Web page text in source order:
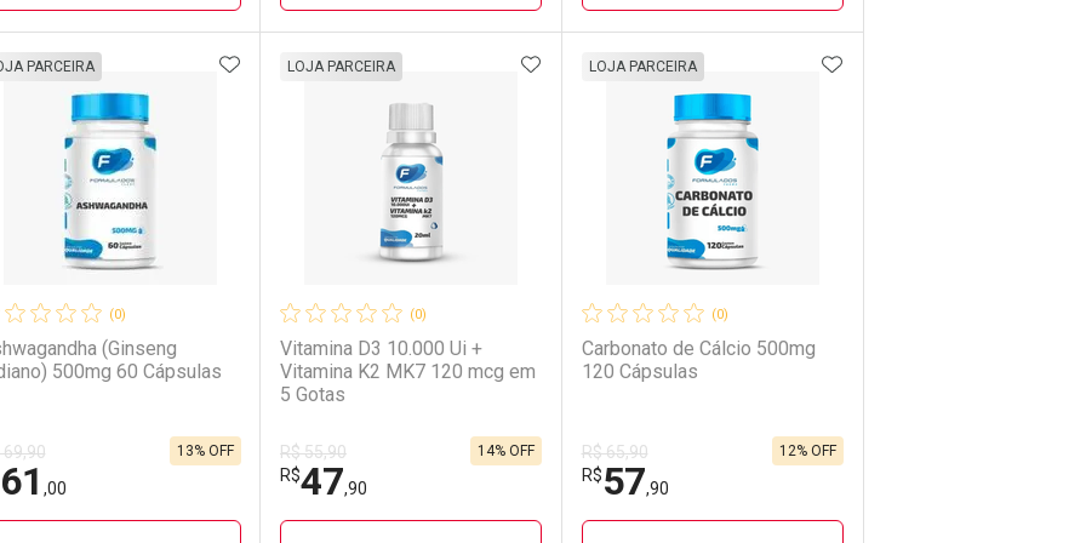
FECHAR
Ativar Desconto
FECHAR
Menos
FECHAR
Laboratório
Ativar Desconto
FECHAR
Por Menos
FECHAR
Laboratório
Ativar Desconto
FECHAR
Por Menos
(0)
(Ginseng
500mg 60 Cápsulas
PARCEIRA
69,90
61 ,00
13% OFF
ADICIONAR AOS FAVORITOS
(0)
Vitamina D3 10.000 Ui +
Vitamina K2 MK7 120 mcg em
5 Gotas
LOJA PARCEIRA
R$ 55,90
R$47,90
14% OFF
ADICIONAR AOS FAVORITOS
(0)
Carbonato de Cálcio 500mg
120 Cápsulas
LOJA PARCEIRA
R$ 65,90
R$57,90
12% OFF
ADICIONAR AOS